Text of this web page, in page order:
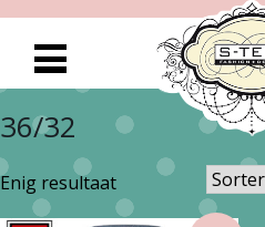
36/32
Enig resultaat